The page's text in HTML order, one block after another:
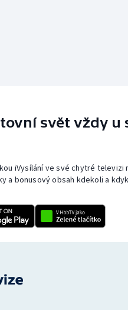
svět vždy u
iVysílání ve své chytré
a bonusový obsah kdekoli a